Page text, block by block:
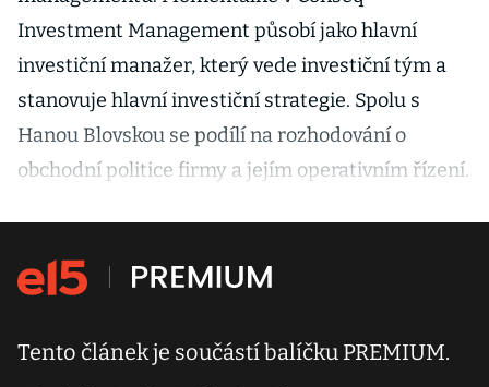
Investment Management působí jako hlavní
investiční manažer, který vede investiční tým a
stanovuje hlavní investiční strategie. Spolu s
Hanou Blovskou se podílí na rozhodování o
obchodní politice firmy a jejím operativním řízení.
Tento článek je součástí balíčku PREMIUM.